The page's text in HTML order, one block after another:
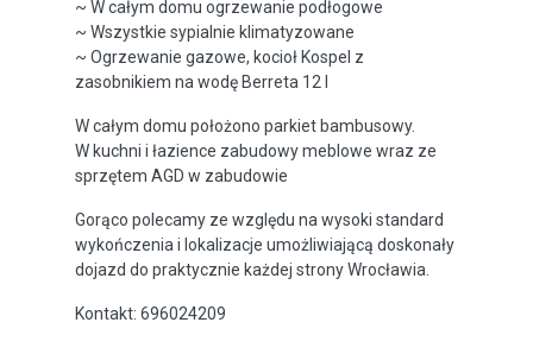
~ W całym domu ogrzewanie podłogowe
~ Wszystkie sypialnie klimatyzowane
~ Ogrzewanie gazowe, kocioł Kospel z
zasobnikiem na wodę Berreta 12 l
W całym domu położono parkiet bambusowy.
W kuchni i łazience zabudowy meblowe wraz ze
sprzętem AGD w zabudowie
Gorąco polecamy ze względu na wysoki standard
wykończenia i lokalizacje umożliwiającą doskonały
dojazd do praktycznie każdej strony Wrocławia.
Kontakt: 696024209